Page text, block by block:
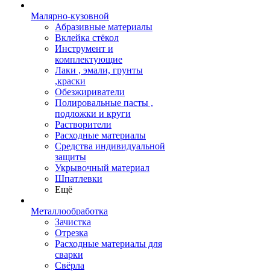
Малярно-кузовной
Абразивные материалы
Вклейка стёкол
Инструмент и
комплектующие
Лаки , эмали, грунты
,краски
Обезжириватели
Полировальные пасты ,
подложки и круги
Растворители
Расходные материалы
Средства индивидуальной
защиты
Укрывочный материал
Шпатлевки
Ещё
Металлообработка
Зачистка
Отрезка
Расходные материалы для
сварки
Свёрла